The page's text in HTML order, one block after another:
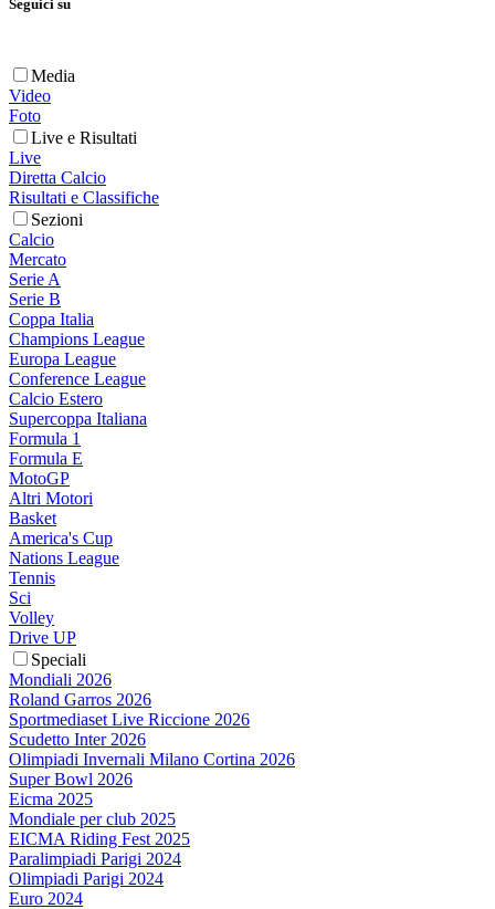
Seguici su
Media
Video
Foto
Live e Risultati
Live
Diretta Calcio
Risultati e Classifiche
Sezioni
Calcio
Mercato
Serie A
Serie B
Coppa Italia
Champions League
Europa League
Conference League
Calcio Estero
Supercoppa Italiana
Formula 1
Formula E
MotoGP
Altri Motori
Basket
America's Cup
Nations League
Tennis
Sci
Volley
Drive UP
Speciali
Mondiali 2026
Roland Garros 2026
Sportmediaset Live Riccione 2026
Scudetto Inter 2026
Olimpiadi Invernali Milano Cortina 2026
Super Bowl 2026
Eicma 2025
Mondiale per club 2025
EICMA Riding Fest 2025
Paralimpiadi Parigi 2024
Olimpiadi Parigi 2024
Euro 2024